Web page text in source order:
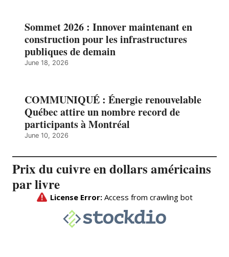
Sommet 2026 : Innover maintenant en
construction pour les infrastructures
publiques de demain
June 18, 2026
COMMUNIQUÉ : Énergie renouvelable
Québec attire un nombre record de
participants à Montréal
June 10, 2026
Prix du cuivre en dollars américains
par livre